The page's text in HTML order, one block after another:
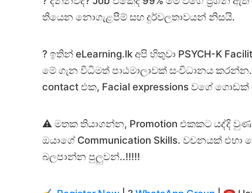
තියෙන නොගැළපීම් සහ දුර්වලතාවයන් නිසයි.
? ඉතින් eLearning.lk අපි හිතුවා PSYCH-K
මේ ගැන විධිමත් පාඨමාලාවක් සංවිධානය කරන්න.
contact එක, Facial expressions වගේ
⚠️ මතක තියාගන්න, Promotion එකකට යද්දි
ඔයාගේ Communication Skills. වචනයක්
බලපාන්න පුලුවන්..!!!!!